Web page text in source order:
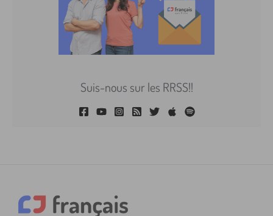
Suis-nous sur les RRSS!!